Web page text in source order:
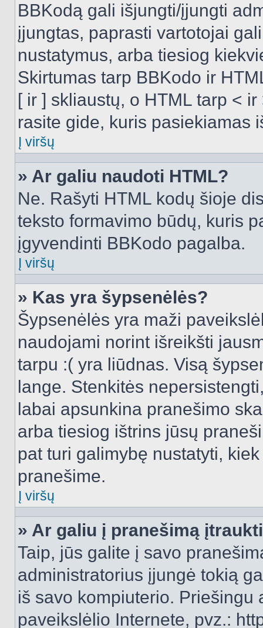
BBKodą gali išjungti/įjungti
įjungtas, paprasti vartotojai
nustatymus, arba tiesiog
Skirtumas tarp BBKodo ir
[ ir ] skliaustų, o HTML tarp <
rasite gide, kuris pasiekiamas
Į viršų
» Ar galiu naudoti HTML?
Ne. Rašyti HTML kodų šioje
teksto formavimo būdų, kuris
įgyvendinti BBKodo pagalba.
Į viršų
» Kas yra šypsenėlės?
Šypsenėlės yra maži
naudojami norint išreikšti
tarpu :( yra liūdnas. Visą
lange. Stenkitės
labai apsunkina pranešimo
arba tiesiog ištrins jūsų
pat turi galimybę nustatyti,
pranešime.
Į viršų
» Ar galiu į pranešimą
Taip, jūs galite į savo
administratorius įjungė tokią
iš savo kompiuterio.
paveikslėlio Internete, pvz.: